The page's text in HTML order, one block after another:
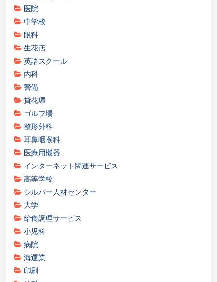
医院
中学校
眼科
生花店
英語スクール
内科
警備
貸花環
ゴルフ場
整形外科
耳鼻咽喉科
医療用機器
インターネット関連サービス
高等学校
シルバー人材センター
大学
給食調理サービス
小児科
病院
海運業
印刷